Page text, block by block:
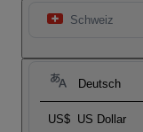
Schweiz
Deutsch
US$ US Dollar